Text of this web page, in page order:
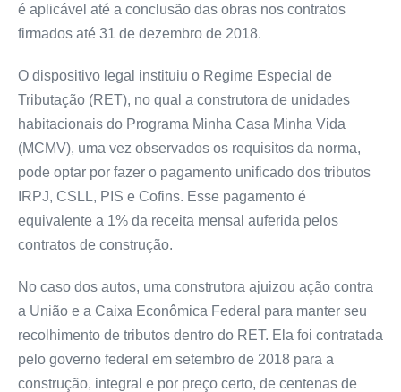
é aplicável até a conclusão das obras nos contratos
firmados até 31 de dezembro de 2018.
O dispositivo legal instituiu o Regime Especial de
Tributação (RET), no qual a construtora de unidades
habitacionais do Programa Minha Casa Minha Vida
(MCMV), uma vez observados os requisitos da norma,
pode optar por fazer o pagamento unificado dos tributos
IRPJ, CSLL, PIS e Cofins. Esse pagamento é
equivalente a 1% da receita mensal auferida pelos
contratos de construção.
No caso dos autos, uma construtora ajuizou ação contra
a União e a Caixa Econômica Federal para manter seu
recolhimento de tributos dentro do RET. Ela foi contratada
pelo governo federal em setembro de 2018 para a
construção, integral e por preço certo, de centenas de